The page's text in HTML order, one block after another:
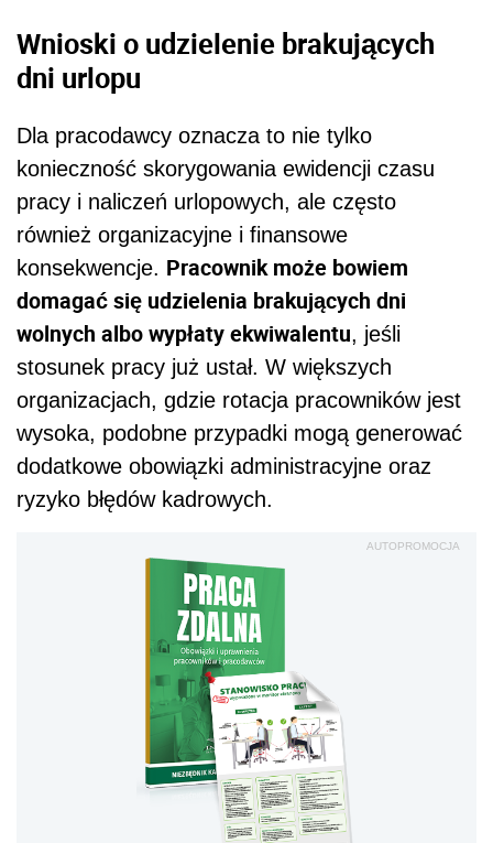
Wnioski o udzielenie brakujących
dni urlopu
Dla pracodawcy oznacza to nie tylko
konieczność skorygowania ewidencji czasu
pracy i naliczeń urlopowych, ale często
również organizacyjne i finansowe
konsekwencje. Pracownik może bowiem
domagać się udzielenia brakujących dni
wolnych albo wypłaty ekwiwalentu, jeśli
stosunek pracy już ustał. W większych
organizacjach, gdzie rotacja pracowników jest
wysoka, podobne przypadki mogą generować
dodatkowe obowiązki administracyjne oraz
ryzyko błędów kadrowych.
AUTOPROMOCJA